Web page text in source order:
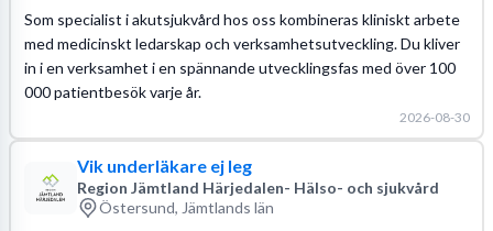
Som specialist i akutsjukvård hos oss kombineras kliniskt arbete
med medicinskt ledarskap och verksamhetsutveckling. Du kliver
in i en verksamhet i en spännande utvecklingsfas med över 100
000 patientbesök varje år.
2026-08-30
Vik underläkare ej leg
Region Jämtland Härjedalen- Hälso- och sjukvård
Östersund, Jämtlands län